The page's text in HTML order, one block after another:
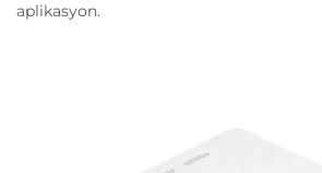
aplikasyon.